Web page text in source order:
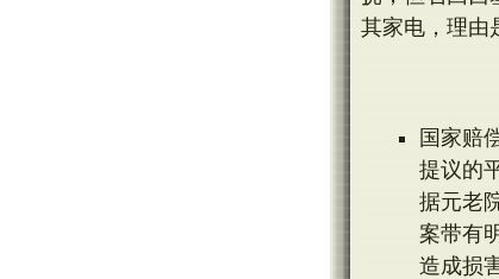
其家电，理由
国家赔
提议的
据元老
案带有
造成损